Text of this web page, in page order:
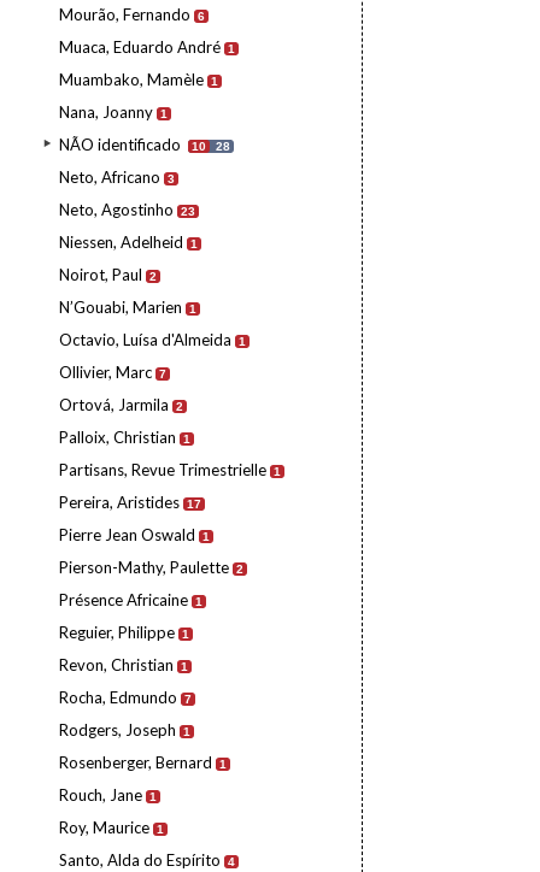
Mourão, Fernando 6
Muaca, Eduardo André 1
Muambako, Mamèle 1
Nana, Joanny 1
NÃO identificado 10 28
Neto, Africano 3
Neto, Agostinho 23
Niessen, Adelheid 1
Noirot, Paul 2
N’Gouabi, Marien 1
Octavio, Luísa d'Almeida 1
Ollivier, Marc 7
Ortová, Jarmila 2
Palloix, Christian 1
Partisans, Revue Trimestrielle 1
Pereira, Aristides 17
Pierre Jean Oswald 1
Pierson-Mathy, Paulette 2
Présence Africaine 1
Reguier, Philippe 1
Revon, Christian 1
Rocha, Edmundo 7
Rodgers, Joseph 1
Rosenberger, Bernard 1
Rouch, Jane 1
Roy, Maurice 1
Santo, Alda do Espírito 4